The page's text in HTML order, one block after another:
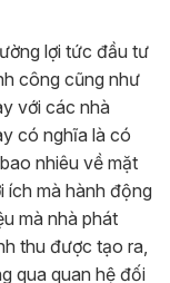
lợi tức đầu tư
công cũng như
với các nhà
có nghĩa là có
nhiêu về mặt
ích mà hành động
mà nhà phát
thu được tạo ra,
qua quan hệ đối